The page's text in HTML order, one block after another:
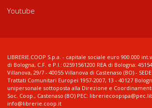
Youtube
LIBRERIE.COOP S.p.a. - capitale sociale euro 900.000
di Bologna, C.F. e P.I.: 02591561200 REA di Bologna:
Villanova, 29/7 - 40055 Villanova di Castenaso (BO) -
Trattati Comunitari Europei 1957-2007, 13 - 40127
unipersonale sottoposta alla Direzione e
Soc. Coop., Castenaso (BO) PEC:
info@librerie.coop.it